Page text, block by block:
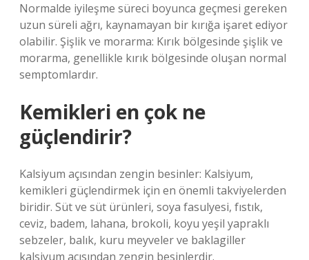
Normalde iyileşme süreci boyunca geçmesi gereken
uzun süreli ağrı, kaynamayan bir kırığa işaret ediyor
olabilir. Şişlik ve morarma: Kırık bölgesinde şişlik ve
morarma, genellikle kırık bölgesinde oluşan normal
semptomlardır.
Kemikleri en çok ne
güçlendirir?
Kalsiyum açısından zengin besinler: Kalsiyum,
kemikleri güçlendirmek için en önemli takviyelerden
biridir. Süt ve süt ürünleri, soya fasulyesi, fıstık,
ceviz, badem, lahana, brokoli, koyu yeşil yapraklı
sebzeler, balık, kuru meyveler ve baklagiller
kalsiyum açısından zengin besinlerdir.